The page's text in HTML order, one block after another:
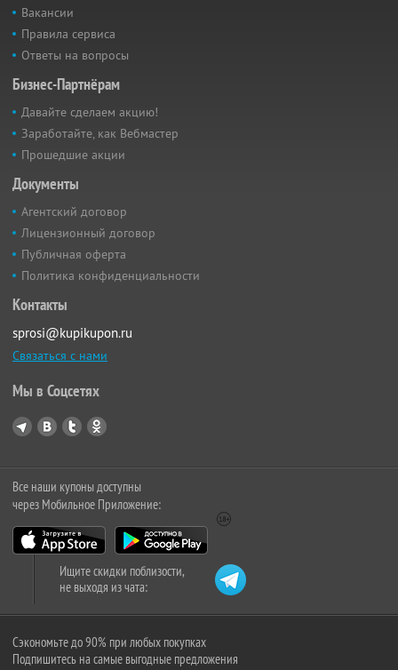
Вакансии
Правила сервиса
Ответы на вопросы
Бизнес-Партнёрам
Давайте сделаем акцию!
Заработайте, как Вебмастер
Прошедшие акции
Документы
Агентский договор
Лицензионный договор
Публичная оферта
Политика конфиденциальности
Контакты
sprosi@kupikupon.ru
Связаться с нами
Мы в Соцсетях
Все наши купоны доступны
через Мобильное Приложение:
Ищите скидки поблизости,
не выходя из чата:
Сэкономьте до 90% при любых покупках
Подпишитесь на самые выгодные предложения